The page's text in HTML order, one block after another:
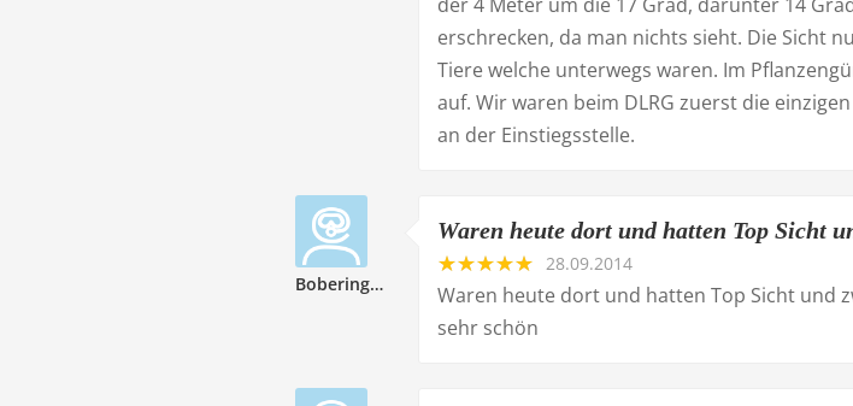
erschrecken, da man nichts sieht. Die Sicht
Tiere welche unterwegs waren. Im
auf. Wir waren beim DLRG zuerst die
an der Einstiegsstelle.
Bobering205786
Waren heute dort und hatten Top Sicht
28.09.2014
Waren heute dort und hatten Top Sicht und
sehr schön